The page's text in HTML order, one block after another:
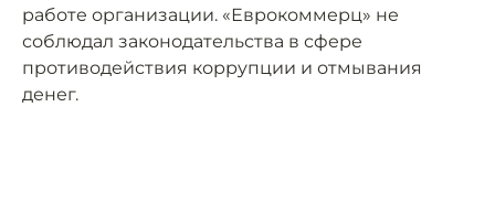
работе организации. «Еврокоммерц» не
соблюдал законодательства в сфере
противодействия коррупции и отмывания
денег.